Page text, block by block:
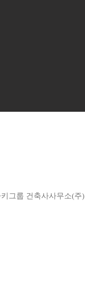
그룹 건축사사무소(주)